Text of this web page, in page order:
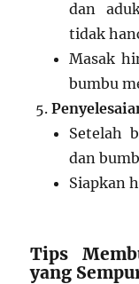
dan
tidak
Masak
bumbu
Setelah
dan
Siapkan
Tips
yang